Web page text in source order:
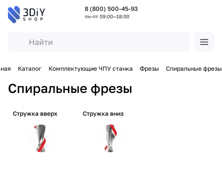
8 (800) 500-45-93
пн-пт 09:00—18:00
Каталог Комплектующие ЧПУ станка Фрезы Спиральные фрезы
Спиральные фрезы
Стружка вверх Стружка вниз